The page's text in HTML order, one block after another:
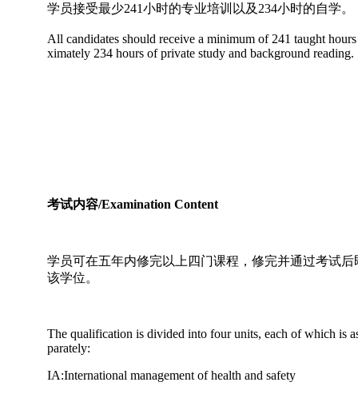
学员接受最少241小时的专业培训以及234小时的自学。
All candidates should receive a minimum of 241 taught
ximately 234 hours of private study and background reading.
考试内容/Examination Content
学员可在五年内修完以上四门课程，修完并通过考试后
该学位。
The qualification is divided into four units, each of which is
parately:
IA:International management of health and safety